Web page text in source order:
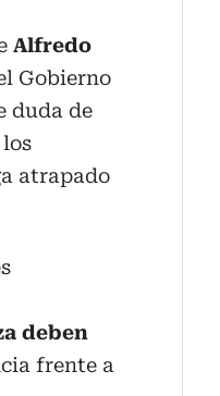
Alfredo
Gobierno
duda de
atrapado
deben
frente a